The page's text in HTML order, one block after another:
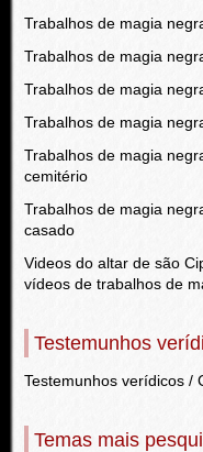
Trabalhos de magia
Trabalhos de magia
Trabalhos de magia
Trabalhos de magia
Trabalhos de magia
cemitério
Trabalhos de magia
casado
Videos do altar de são
vídeos de trabalhos de
Testemunhos
Testemunhos verídicos /
Temas mais